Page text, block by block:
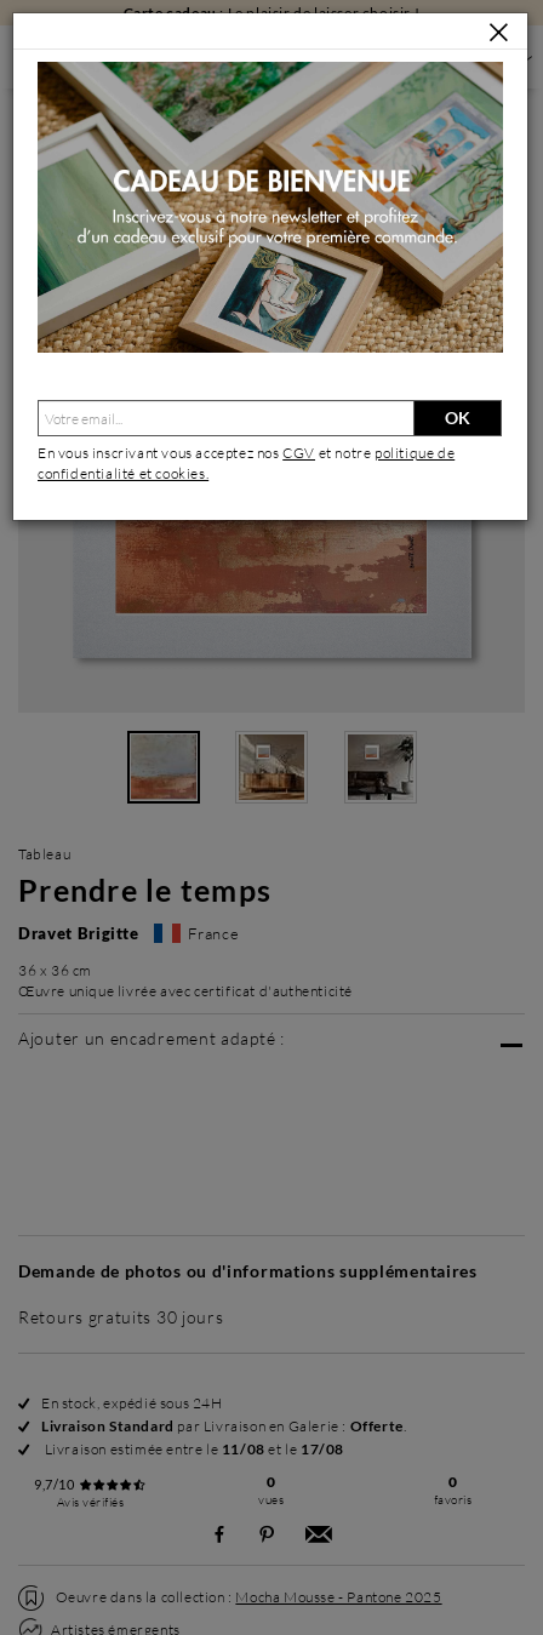
Carte cadeau: Le plaisir de laisser choisir !
PEINTURES PEINTURES PAR FORMAT
PEINTURES PETIT FORMAT
PRENDRE LE TEMPS
Peinture Prendre le temps par Dravet Brigitte | Tableau
Tableau
Prendre le temps
Dravet Brigitte France
36 x 36 cm
Œuvre unique livrée avec certificat d'authenticité
Ajouter un encadrement adapté :
Demande de photos ou d'informations supplémentaires
Retours gratuits 30 jours
En stock, expédié sous 24H
Livraison Standard par Livraison en Galerie : Offerte.
Livraison estimée entre le 11/08 et le 17/08
9,7/10
Avis vérifiés
0
vues
0
favoris
Oeuvre dans la collection : Mocha Mousse - Pantone 2025
Artistes émergents
OK
En vous inscrivant vous acceptez nosCGV et notre politique de
confidentialité et cookies.